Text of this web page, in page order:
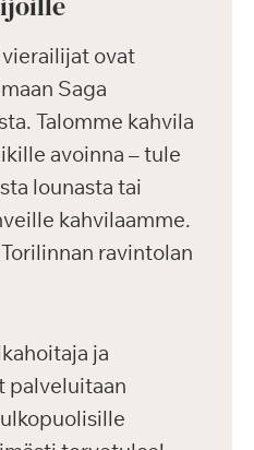
ovat
Saga
Talomme kahvila
avoinna – tule
lounasta tai
kahvilaamme.
ravintolan
ja
palveluitaan